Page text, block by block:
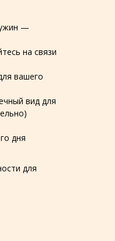
—
на связи
вашего
вид для
дня
для